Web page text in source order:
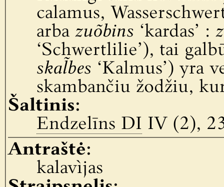
calamus,
arba zuõbins ‘kardas’ :
‘Schwertlilie’), tai
skal̃bes ‘Kalmus’) yra
skambančiu žodžiu,
Šaltinis:
Endzelīns DI IV (2),
Antraštė:
kalavìjas